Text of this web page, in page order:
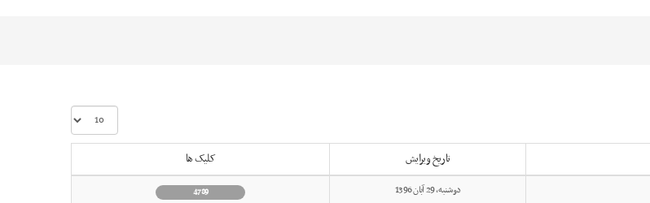
نمایش
#
تاریخ ویرایش
کلیک ها
دوشنبه, 29 آبان 1396 4789